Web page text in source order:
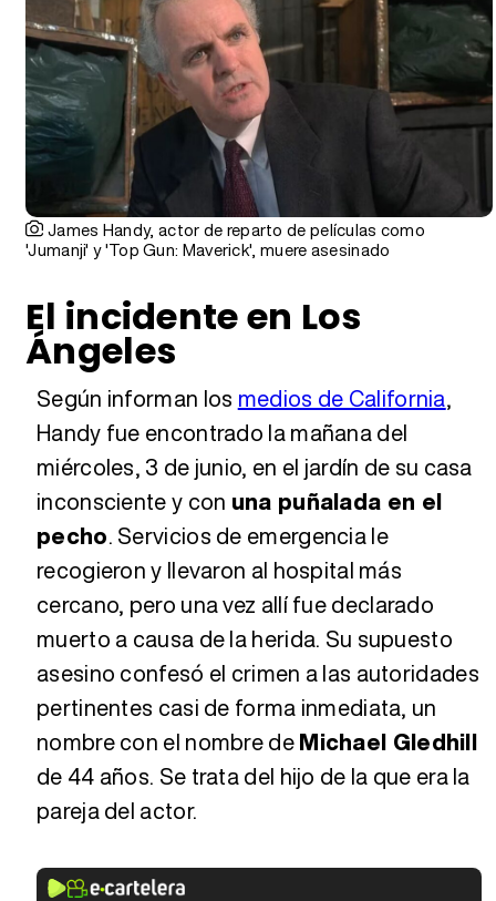
James Handy, actor de reparto de películas como
'Jumanji' y 'Top Gun: Maverick', muere asesinado
El incidente en Los
Ángeles
Según informan los medios de California,
Handy fue encontrado la mañana del
miércoles, 3 de junio, en el jardín de su casa
inconsciente y con una puñalada en el
pecho. Servicios de emergencia le
recogieron y llevaron al hospital más
cercano, pero una vez allí fue declarado
muerto a causa de la herida. Su supuesto
asesino confesó el crimen a las autoridades
pertinentes casi de forma inmediata, un
nombre con el nombre deMichael Gledhill
de 44 años. Se trata del hijo de la que era la
pareja del actor.